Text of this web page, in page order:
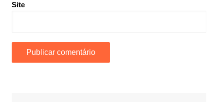
Site